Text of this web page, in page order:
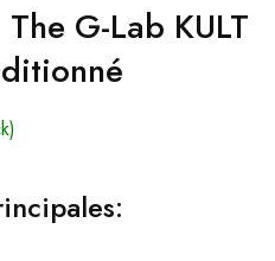
G-Lab KULT